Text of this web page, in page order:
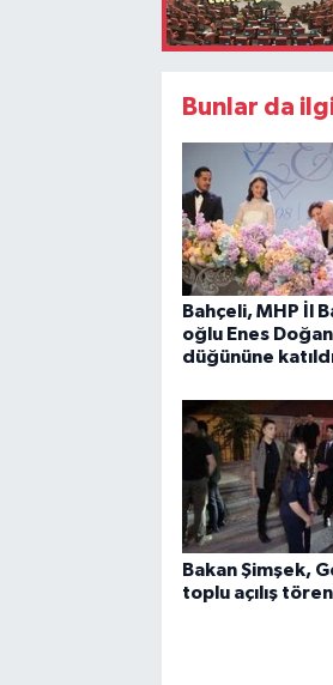
Bunlar da
Bahçeli, MHP İl
oğlu Enes
düğününe
Bakan Şimşek,
toplu açılış